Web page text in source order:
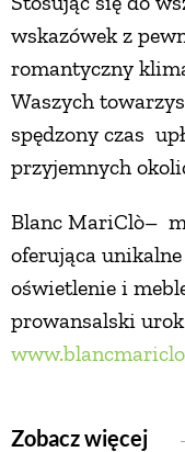
wskazówek z
romantyczny
Waszych
spędzony czas
przyjemnych
Blanc MariClò–
oferująca
oświetlenie i
prowansalski urok
Zobacz więcej